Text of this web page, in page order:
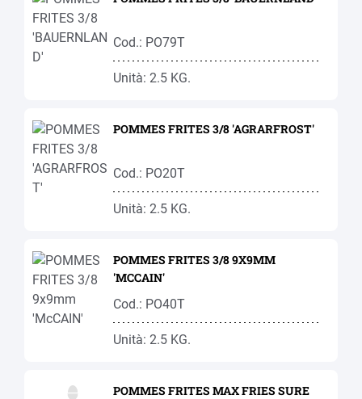
Cod.: PO79T
Unità: 2.5 KG.
POMMES FRITES 3/8 'AGRARFROST'
Cod.: PO20T
Unità: 2.5 KG.
POMMES FRITES 3/8 9X9MM
'MCCAIN'
Cod.: PO40T
Unità: 2.5 KG.
POMMES FRITES MAX FRIES SURE